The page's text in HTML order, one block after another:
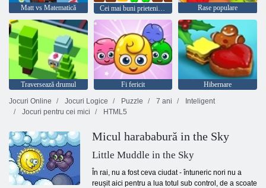
Matt vs Matematică Cei mai buni prieteni bomboane Rase populare
Traversează drumul Fi fericit
Hibernare
Jocuri Online
Jocuri Logice Puzzle 7 ani
Inteligent
Jocuri pentru cei mici
HTML5
Micul harababură in the Sky
Little Muddle in the Sky
În rai, nu a fost ceva ciudat - întuneric nori nu a
reușit aici pentru a lua totul sub control, de a scoate